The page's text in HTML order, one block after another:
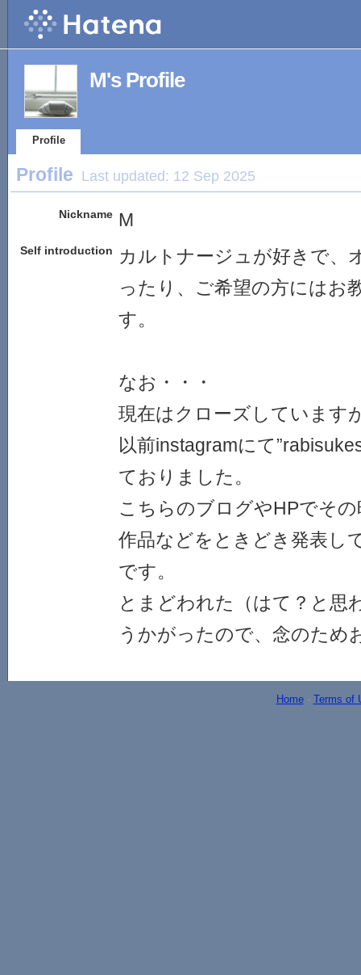
M's Profile
Profile
Profile Last updated: 12 Sep 2025
Nickname M
Self introduction
カルトナージュが好きで、
ったり、ご希望の方にはお
す。
なお・・・
現在はクローズしています
以前instagramにて
ておりました。
こちらのブログやHPでそ
作品などをときどき発表し
です。
とまどわれた（はて？と思
うかがったので、念のため
Home- Terms of